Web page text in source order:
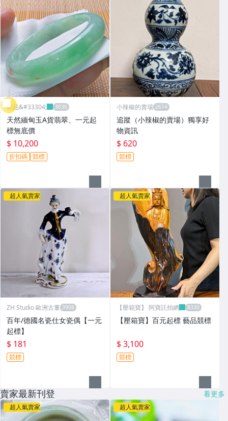
昕品&#33304;
天然緬甸玉A貨翡翠、一元起
標無底價
$ 10,200
折扣碼 競標
小辣椒的賣場
追蹤（小辣椒的賣場）獨享好
物資訊
$ 620
競標
超人氣賣家
ZH Studio 歐洲古董
百年/德國名瓷仕女瓷偶【一元
起標】
$ 181
競標
超人氣賣家
【壓箱寶】 阿寶託拍網
【壓箱寶】百元起標 藝品競標
$ 3,100
競標
賣家最新刊登 看更多
超人氣賣家 超人氣賣家